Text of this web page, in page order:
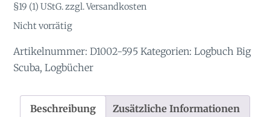
§19 (1) UStG.zzgl.Versandkosten
Nicht vorrätig
Artikelnummer:D1002-595 Kategorien:Logbuch Big
Scuba,Logbücher
Beschreibung Zusätzliche Informationen